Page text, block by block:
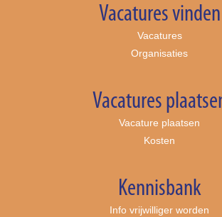
Vacatures vinden
Vacatures
Organisaties
Vacatures
Vacature plaatsen
Kosten
Kennisbank
Info vrijwilliger worden